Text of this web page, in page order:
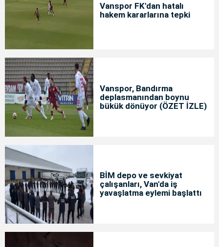
Vanspor FK'dan hatalı
hakem kararlarına tepki
Vanspor, Bandırma
deplasmanından boynu
bükük dönüyor (ÖZET İZLE)
BİM depo ve sevkiyat
çalışanları, Van'da iş
yavaşlatma eylemi başlattı